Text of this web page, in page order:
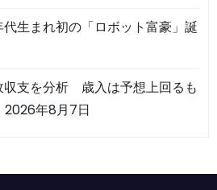
生まれ初の「ロボット富豪」誕
収支を分析 歳入は予想上回るも
2026年8月7日